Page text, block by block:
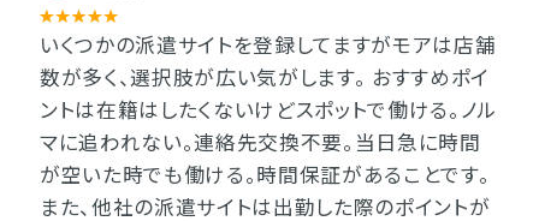
いくつかの派遣サイトを登録してますがモアは店舗
数が多く、選択肢が広い気がします。 おすすめポイ
ントは在籍はしたくないけどスポットで働ける。ノル
マに追われない。連絡先交換不要。当日急に時間
が空いた時でも働ける。時間保証があることです。
また、他社の派遣サイトは出勤した際のポイントが